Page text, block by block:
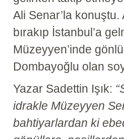
Ali Senar’la
bırakıp İstanbul’a
Müzeyyen’inde
Dombayoğlu olan
Yazar Sadettin Işık:
idrakle Müzeyyen
bahtiyarlardan ki